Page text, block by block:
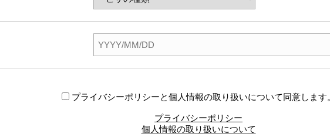
プライバシーポリシーと個人情報の取り扱いについて同意します
プライバシーポリシー
個人情報の取り扱いについて